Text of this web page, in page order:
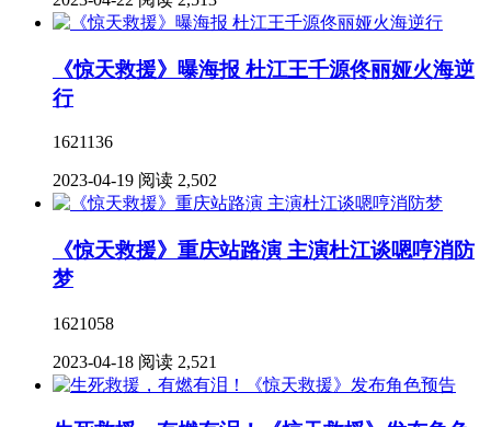
《惊天救援》曝海报 杜江王千源佟丽娅火海逆
行
1621136
2023-04-19 阅读 2,502
《惊天救援》重庆站路演 主演杜江谈嗯哼消防
梦
1621058
2023-04-18 阅读 2,521